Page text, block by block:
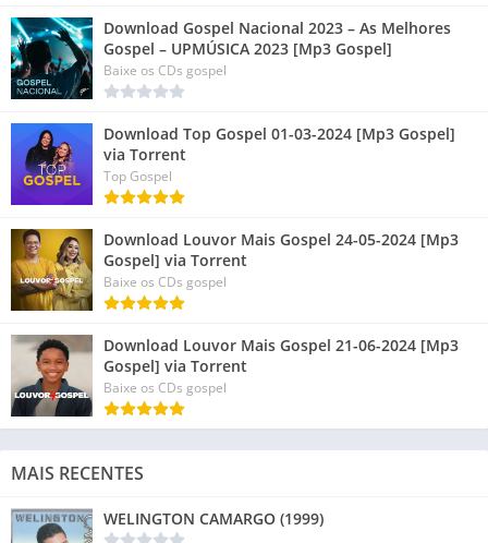
Download Gospel Nacional 2023 – As Melhores
Gospel – UPMÚSICA 2023 [Mp3 Gospel]
Baixe os CDs gospel
Download Top Gospel 01-03-2024 [Mp3 Gospel]
via Torrent
Top Gospel
Download Louvor Mais Gospel 24-05-2024 [Mp3
Gospel] via Torrent
Baixe os CDs gospel
Download Louvor Mais Gospel 21-06-2024 [Mp3
Gospel] via Torrent
Baixe os CDs gospel
MAIS RECENTES
WELINGTON CAMARGO (1999)